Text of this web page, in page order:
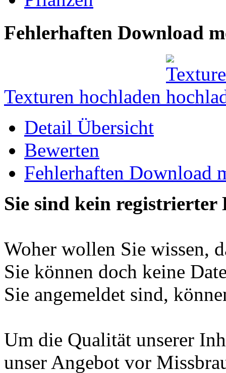
Fehlerhaften Download
Texturen hochladen
Detail Übersicht
Bewerten
Fehlerhaften Download
Sie sind kein registrierter
Woher wollen Sie wissen,
Sie können doch keine
Sie angemeldet sind,
Um die Qualität unserer
unser Angebot vor